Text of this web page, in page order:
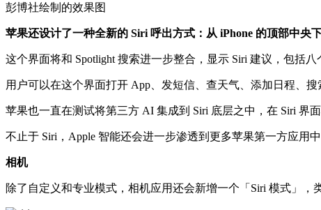
彭博社绘制的效果图
苹果还设计了一种全新的 Siri 呼出方式：从 iPhone 的顶部中央
这个界面将和 Spotlight 搜索进一步整合，显示 Siri 建议，包括
用户可以在这个界面打开 App、发短信、查天气、添加日程、
苹果也一直在测试将第三方 AI 集成到 Siri 底层之中，在 Siri 界
不止于 Siri，Apple 智能还会进一步渗透到更多苹果第一方应用中
相机
除了自定义和专业模式，相机应用还会新增一个「Siri 模式」，